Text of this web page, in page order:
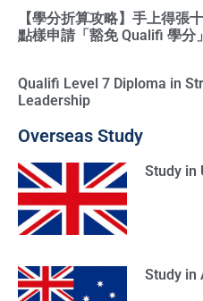
【學分折算攻略】手上得張
點樣申請「豁免 Qualifi 學分
Qualifi Level 7 Diploma in
Leadership
Overseas Study
Study in
Study in